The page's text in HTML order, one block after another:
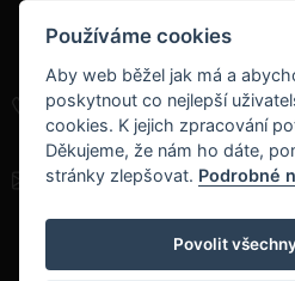
+420 284 826 787
+420 604 728 042
info@boatpark.cz
Úterý - Pátek
10:00 - 19:00
Sobota
9:00 - 14:00
Používáme cookies
Aby web běžel jak má a
poskytnout co nejlepší
cookies. K jejich zpracování
Děkujeme, že nám ho dáte,
stránky zlepšovat. Podrobné
Povolit